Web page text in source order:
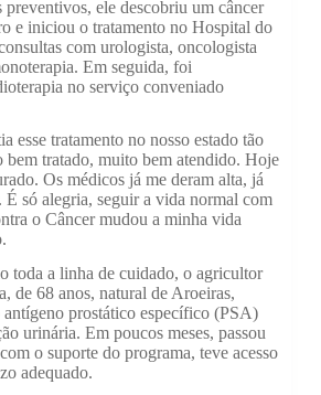
preventivos, ele descobriu um câncer
e iniciou o tratamento no Hospital do
com urologista, oncologista
Em seguida, foi
no serviço conveniado
esse tratamento no nosso estado tão
tratado, muito bem atendido. Hoje
Os médicos já me deram alta, já
É só alegria, seguir a vida normal com
o Câncer mudou a minha vida
toda a linha de cuidado, o agricultor
de 68 anos, natural de Aroeiras,
antígeno prostático específico (PSA)
urinária. Em poucos meses, passou
o suporte do programa, teve acesso
adequado.